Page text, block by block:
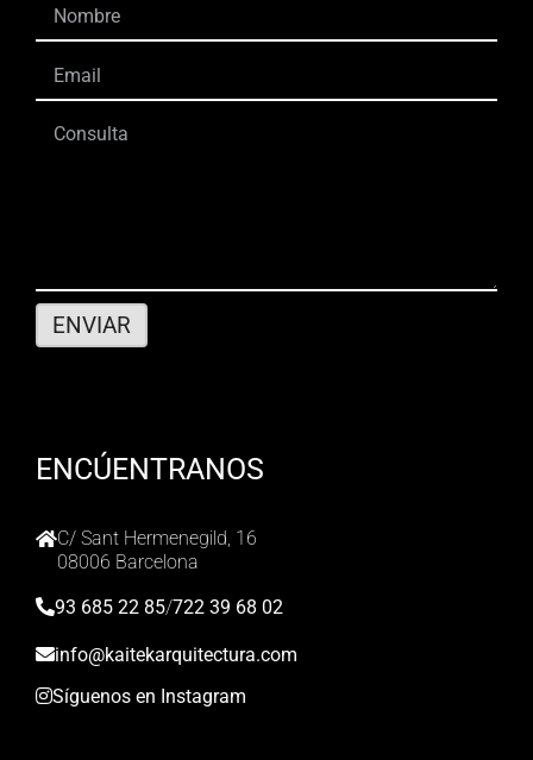
ENCÚENTRANOS
C/ Sant Hermenegild, 16
08006 Barcelona
93 685 22 85/722 39 68 02
info@kaitekarquitectura.com
Síguenos en Instagram